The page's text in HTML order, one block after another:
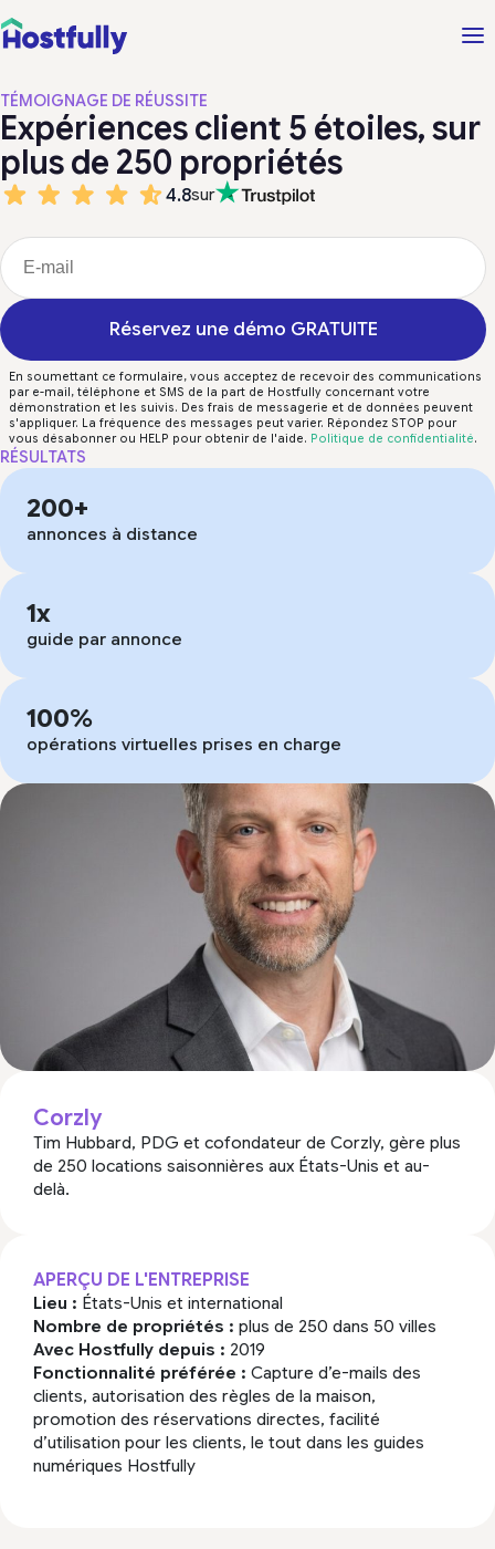
TÉMOIGNAGE DE RÉUSSITE
Expériences client 5 étoiles, sur
plus de 250 propriétés
4.8sur
Réservez une démo GRATUITE
En soumettant ce formulaire, vous acceptez de recevoir des communications
par e-mail, téléphone et SMS de la part de Hostfully concernant votre
démonstration et les suivis. Des frais de messagerie et de données peuvent
s'appliquer. La fréquence des messages peut varier. Répondez STOP pour
vous désabonner ou HELP pour obtenir de l'aide. Politique de confidentialité.
RÉSULTATS
200+
annonces à distance
1x
guide par annonce
100%
opérations virtuelles prises en charge
Corzly
Tim Hubbard, PDG et cofondateur de Corzly, gère plus
de 250 locations saisonnières aux États-Unis et au-
delà.
APERÇU DE L'ENTREPRISE
Lieu : États-Unis et international
Nombre de propriétés : plus de 250 dans 50 villes
Avec Hostfully depuis : 2019
Fonctionnalité préférée : Capture d’e-mails des
clients, autorisation des règles de la maison,
promotion des réservations directes, facilité
d’utilisation pour les clients, le tout dans les guides
numériques Hostfully